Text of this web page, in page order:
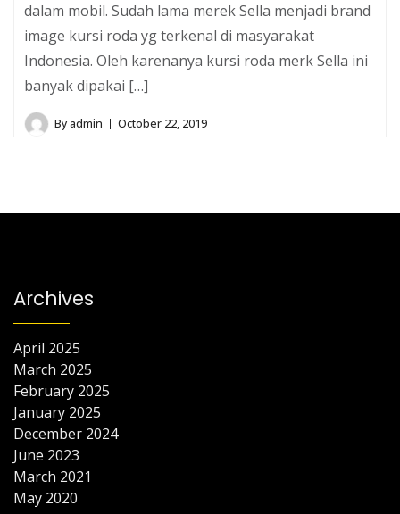
dalam mobil. Sudah lama merek Sella menjadi brand
image kursi roda yg terkenal di masyarakat
Indonesia. Oleh karenanya kursi roda merk Sella ini
banyak dipakai […]
Byadmin October 22, 2019
Archives
April 2025
March 2025
February 2025
January 2025
December 2024
June 2023
March 2021
May 2020